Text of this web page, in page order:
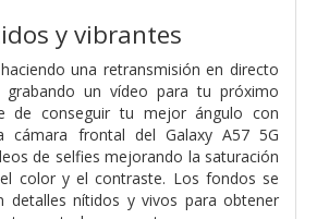
y vibrantes
una retransmisión en directo
un vídeo para tu próximo
de conseguir tu mejor ángulo con
cámara frontal del Galaxy A57 5G
de selfies mejorando la saturación
color y el contraste. Los fondos se
detalles nítidos y vivos para obtener